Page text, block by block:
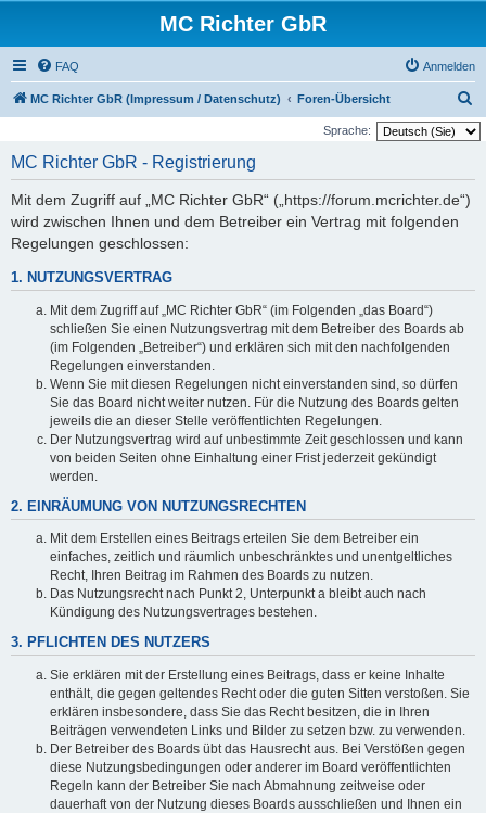
MC Richter GbR
FAQ Anmelden
MC Richter GbR (Impressum / Datenschutz) Foren-Übersicht
u
Sprache:
MC Richter GbR - Registrierung
Mit dem Zugriff auf „MC Richter GbR“ („https://forum.mcrichter.de“)
wird zwischen Ihnen und dem Betreiber ein Vertrag mit folgenden
Regelungen geschlossen:
1. NUTZUNGSVERTRAG
Mit dem Zugriff auf „MC Richter GbR“ (im Folgenden „das Board“)
schließen Sie einen Nutzungsvertrag mit dem Betreiber des Boards ab
(im Folgenden „Betreiber“) und erklären sich mit den nachfolgenden
Regelungen einverstanden.
Wenn Sie mit diesen Regelungen nicht einverstanden sind, so dürfen
Sie das Board nicht weiter nutzen. Für die Nutzung des Boards gelten
jeweils die an dieser Stelle veröffentlichten Regelungen.
Der Nutzungsvertrag wird auf unbestimmte Zeit geschlossen und kann
von beiden Seiten ohne Einhaltung einer Frist jederzeit gekündigt
werden.
2. EINRÄUMUNG VON NUTZUNGSRECHTEN
Mit dem Erstellen eines Beitrags erteilen Sie dem Betreiber ein
einfaches, zeitlich und räumlich unbeschränktes und unentgeltliches
Recht, Ihren Beitrag im Rahmen des Boards zu nutzen.
Das Nutzungsrecht nach Punkt 2, Unterpunkt a bleibt auch nach
Kündigung des Nutzungsvertrages bestehen.
3. PFLICHTEN DES NUTZERS
Sie erklären mit der Erstellung eines Beitrags, dass er keine Inhalte
enthält, die gegen geltendes Recht oder die guten Sitten verstoßen. Sie
erklären insbesondere, dass Sie das Recht besitzen, die in Ihren
Beiträgen verwendeten Links und Bilder zu setzen bzw. zu verwenden.
Der Betreiber des Boards übt das Hausrecht aus. Bei Verstößen gegen
diese Nutzungsbedingungen oder anderer im Board veröffentlichten
Regeln kann der Betreiber Sie nach Abmahnung zeitweise oder
dauerhaft von der Nutzung dieses Boards ausschließen und Ihnen ein